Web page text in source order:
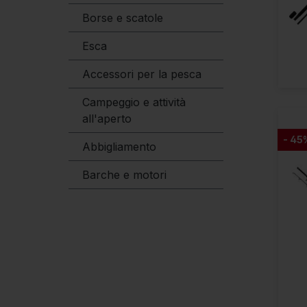
Borse e scatole
Esca
Accessori per la pesca
Campeggio e attività
all'aperto
Abbigliamento
Barche e motori
-